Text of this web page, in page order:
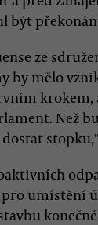
být
ze
by mělo
Než
umístění